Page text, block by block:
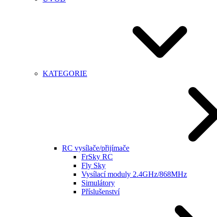
KATEGORIE
RC vysílače/přijímače
FrSky RC
Fly Sky
Vysílací moduly 2.4GHz/868MHz
Simulátory
Příslušenství